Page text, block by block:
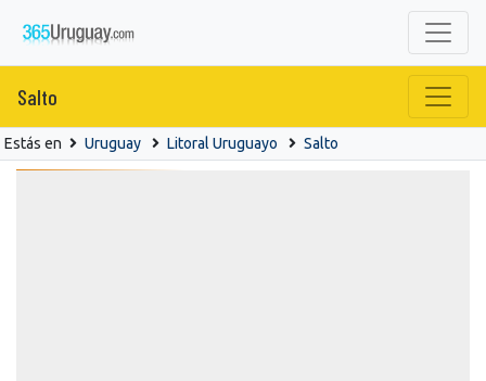
Salto
Estás en Uruguay Litoral Uruguayo Salto